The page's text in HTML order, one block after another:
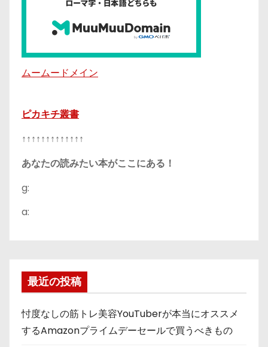
ムームードメイン
ピカキチ叢書
↑↑↑↑↑↑↑↑↑↑↑↑↑
あなたの読みたい本がここにある！
g:
a:
最近の投稿
忖度なしの筋トレ美容YouTuberが本当にオススメ
するAmazonプライムデーセールで買うべきもの